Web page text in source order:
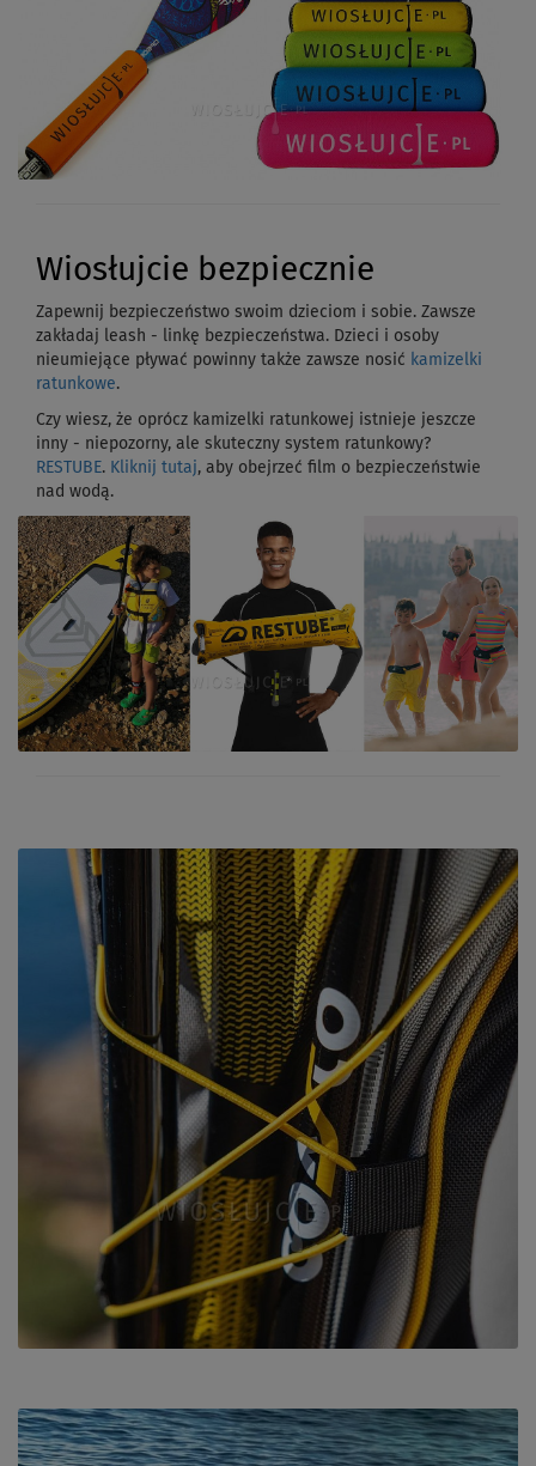
Wiosłujcie bezpiecznie
Zapewnij bezpieczeństwo swoim dzieciom i sobie. Zawsze
zakładaj leash - linkę bezpieczeństwa. Dzieci i osoby
nieumiejące pływać powinny także zawsze nosić kamizelki
ratunkowe.
Czy wiesz, że oprócz kamizelki ratunkowej istnieje jeszcze
inny - niepozorny, ale skuteczny system ratunkowy?
RESTUBE. Kliknij tutaj, aby obejrzeć film o bezpieczeństwie
nad wodą.